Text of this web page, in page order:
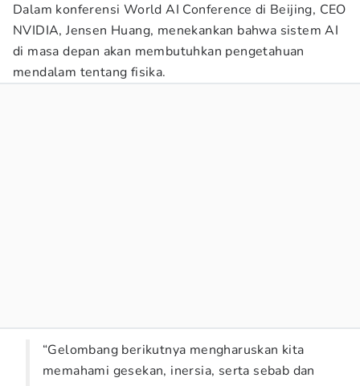
Dalam konferensi World AI Conference di Beijing, CEO
NVIDIA, Jensen Huang, menekankan bahwa sistem AI
di masa depan akan membutuhkan pengetahuan
mendalam tentang fisika.
“Gelombang berikutnya mengharuskan kita
memahami gesekan, inersia, serta sebab dan